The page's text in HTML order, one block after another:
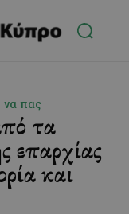
να πας
τα
επαρχίας
και